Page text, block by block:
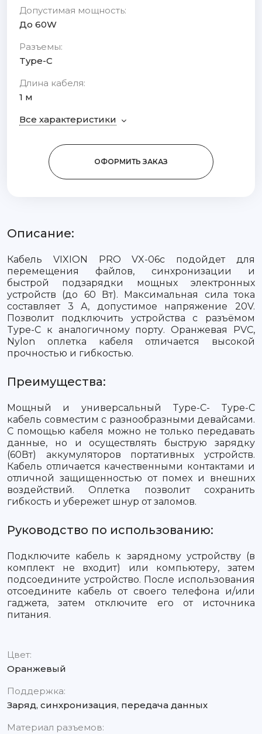
Допустимая мощность:
До 60W
Разъемы:
Type-C
Длина кабеля:
1 м
Все характеристики
ОФОРМИТЬ ЗАКАЗ
Описание:
Кабель VIXION PRO VX-06с подойдет для
перемещения файлов, синхронизации и
быстрой подзарядки мощных электронных
устройств (до 60 Вт). Максимальная сила тока
составляет 3 А, допустимое напряжение 20V.
Позволит подключить устройства с разъёмом
Type-C к аналогичному порту. Оранжевая PVC,
Nylon оплетка кабеля отличается высокой
прочностью и гибкостью.
Преимущества:
Мощный и универсальный Type-C- Type-C
кабель совместим с разнообразными девайсами.
С помощью кабеля можно не только передавать
данные, но и осуществлять быструю зарядку
(60Вт) аккумуляторов портативных устройств.
Кабель отличается качественными контактами и
отличной защищенностью от помех и внешних
воздействий. Оплетка позволит сохранить
гибкость и убережет шнур от заломов.
Руководство по использованию:
Подключите кабель к зарядному устройству (в
комплект не входит) или компьютеру, затем
подсоедините устройство. После использования
отсоедините кабель от своего телефона и/или
гаджета, затем отключите его от источника
питания.
Цвет:
Оранжевый
Поддержка:
Заряд, синхронизация, передача данных
Материал разъемов: